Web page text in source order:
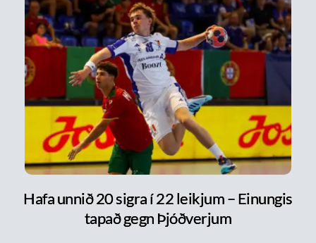
Hafa unnið 20 sigra í 22 leikjum – Einungis
tapað gegn Þjóðverjum